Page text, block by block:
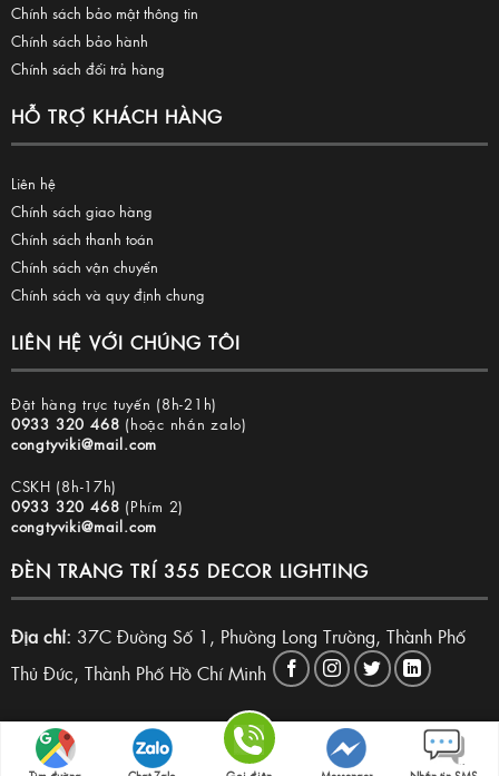
Chính sách bảo mật thông tin
Chính sách bảo hành
Chính sách đổi trả hàng
HỖ TRỢ KHÁCH HÀNG
Liên hệ
Chính sách giao hàng
Chính sách thanh toán
Chính sách vận chuyển
Chính sách và quy định chung
LIÊN HỆ VỚI CHÚNG TÔI
Đặt hàng trực tuyến (8h-21h)
0933 320 468 (hoặc nhắn zalo)
congtyviki@mail.com
CSKH (8h-17h)
0933 320 468 (Phím 2)
congtyviki@mail.com
ĐÈN TRANG TRÍ 355 DECOR LIGHTING
Địa chỉ: 37C Đường Số 1, Phường Long Trường, Thành Phố
Thủ Đức, Thành Phố Hồ Chí Minh
Copyright 2026 © Đèn trang trí 355 Decor